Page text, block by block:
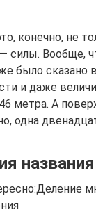
конечно, не
силы. Вообще,
было
и даже
метра. А
одна
названия